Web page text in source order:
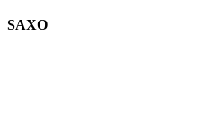
SAXO